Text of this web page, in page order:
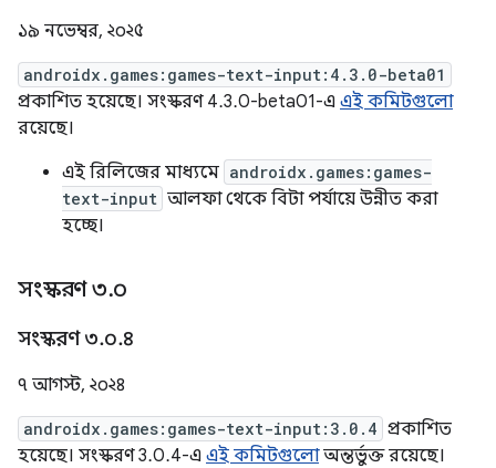
১৯ নভেম্বর, ২০২৫
androidx.games:games-text-input:4.3.0-beta01
প্রকাশিত হয়েছে। সংস্করণ 4.3.0-beta01-এ এই কমিটগুলো
রয়েছে।
এই রিলিজের মাধ্যমে androidx.games:games-
text-input আলফা থেকে বিটা পর্যায়ে উন্নীত করা
হচ্ছে।
সংস্করণ ৩.০
সংস্করণ ৩.০.৪
৭ আগস্ট, ২০২৪
androidx.games:games-text-input:3.0.4 প্রকাশিত
হয়েছে। সংস্করণ 3.0.4-এ এই কমিটগুলোঅন্তর্ভুক্ত রয়েছে।